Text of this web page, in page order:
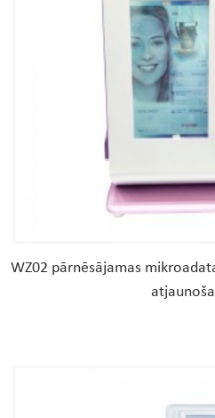
WZ02 pārnēsājamas